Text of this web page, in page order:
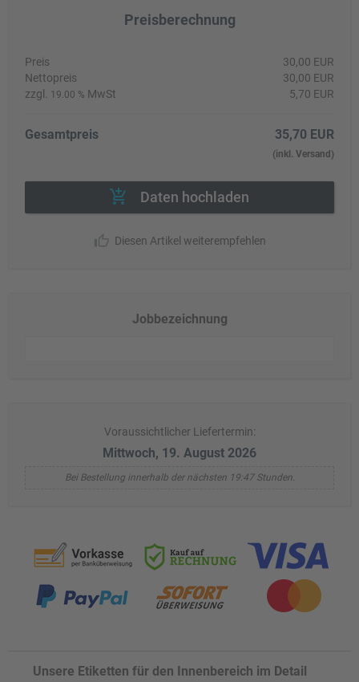
Preisberechnung
Preis
30,00 EUR
Nettopreis
30,00 EUR
zzgl.
19.00 % MwSt 5,70 EUR
Gesamtpreis 35,70 EUR
(inkl. Versand)
Daten hochladen
Diesen Artikel weiterempfehlen
Jobbezeichnung
Voraussichtlicher Liefertermin:
Mittwoch, 19. August 2026
Bei Bestellung innerhalb der nächsten 19:47 Stunden.
Unsere Etiketten für den Innenbereich im Detail